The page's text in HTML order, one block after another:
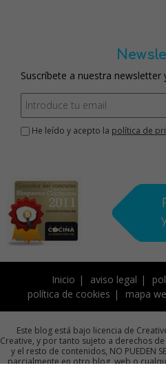
Suscríbete a nuestra
He leído y acepto la política de
Inicio aviso legal
política de cookies
mapa
Este blog está bajo licencia de
Creative, y por tanto sujeto a derechos
y el resto de contenidos, NO PUEDEN
parcialmente en otro blog, web o